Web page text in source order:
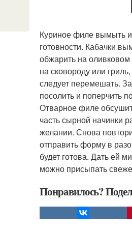
Куриное филе вымыть
готовности. Кабачки
обжарить на оливковом
на сковороду или
следует перемешать.
посолить и поперчить
Отварное филе
часть сырной начинки
желании. Снова
отправить форму в
будет готова. Дать ей
можно присыпать
Понравилось?